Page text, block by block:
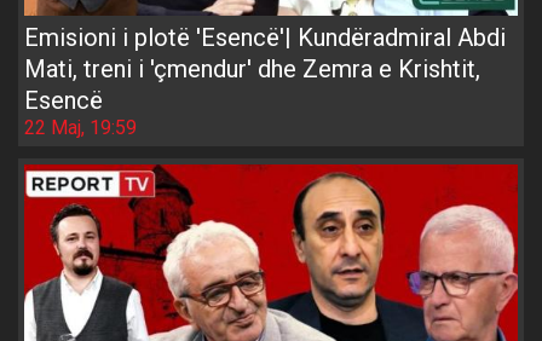
Emisioni i plotë 'Esencë'| Kundëradmiral Abdi
Mati, treni i 'çmendur' dhe Zemra e Krishtit,
Esencë
22 Maj, 19:59